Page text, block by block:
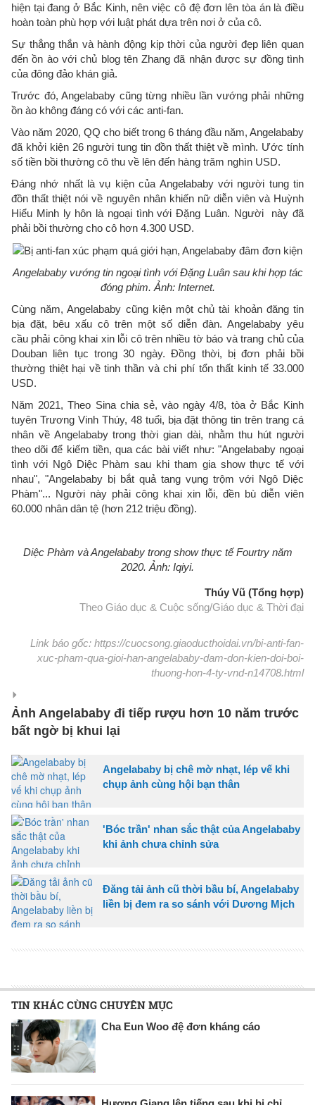
hiện tại đang ở Bắc Kinh, nên việc cô đệ đơn lên tòa án là điều
hoàn toàn phù hợp với luật phát dựa trên nơi ở của cô.
Sự thẳng thắn và hành động kịp thời của người đẹp liên quan
đến ồn ào với chủ blog tên Zhang đã nhận được sự đồng tình
của đông đảo khán giả.
Trước đó, Angelababy cũng từng nhiều lần vướng phải những
ồn ào không đáng có với các anti-fan.
Vào năm 2020, QQ cho biết trong 6 tháng đầu năm, Angelababy
đã khởi kiện 26 người tung tin đồn thất thiệt về mình. Ước tính
số tiền bồi thường cô thu về lên đến hàng trăm nghìn USD.
Đáng nhớ nhất là vụ kiện của Angelababy với người tung tin
đồn thất thiệt nói về nguyên nhân khiến nữ diễn viên và Huỳnh
Hiểu Minh ly hôn là ngoại tình với Đặng Luân. Người này đã
phải bồi thường cho cô hơn 4.300 USD.
Angelababy vướng tin ngoại tình với Đặng Luân sau khi hợp tác
đóng phim. Ảnh: Internet.
Cùng năm, Angelababy cũng kiện một chủ tài khoản đăng tin
bịa đặt, bêu xấu cô trên một số diễn đàn. Angelababy yêu
cầu phải công khai xin lỗi cô trên nhiều tờ báo và trang chủ của
Douban liên tục trong 30 ngày. Đồng thời, bị đơn phải bồi
thường thiệt hại về tinh thần và chi phí tổn thất kinh tế 33.000
USD.
Năm 2021, Theo Sina chia sẻ, vào ngày 4/8, tòa ở Bắc Kinh
tuyên Trương Vinh Thúy, 48 tuổi, bịa đặt thông tin trên trang cá
nhân về Angelababy trong thời gian dài, nhằm thu hút người
theo dõi để kiếm tiền, qua các bài viết như: "Angelababy ngoại
tình với Ngô Diệc Phàm sau khi tham gia show thực tế với
nhau", "Angelababy bị bắt quả tang vụng trộm với Ngô Diệc
Phàm"... Người này phải công khai xin lỗi, đền bù diễn viên
60.000 nhân dân tệ (hơn 212 triệu đồng).
Diệc Phàm và Angelababy trong show thực tế Fourtry năm
2020. Ảnh: Iqiyi.
Thúy Vũ (Tổng hợp)
Theo Giáo dục & Cuộc sống/Giáo dục & Thời đại
Link báo gốc: https://cuocsong.giaoducthoidai.vn/bi-anti-fan-
xuc-pham-qua-gioi-han-angelababy-dam-don-kien-doi-boi-
thuong-hon-4-ty-vnd-n14708.html
Ảnh Angelababy đi tiếp rượu hơn 10 năm trước
bất ngờ bị khui lại
Angelababy bị chê mờ nhạt, lép vế khi
chụp ảnh cùng hội bạn thân
'Bóc trần' nhan sắc thật của Angelababy
khi ảnh chưa chỉnh sửa
Đăng tải ảnh cũ thời bầu bí, Angelababy
liền bị đem ra so sánh với Dương Mịch
TIN KHÁC CÙNG CHUYÊN MỤC
Cha Eun Woo đệ đơn kháng cáo